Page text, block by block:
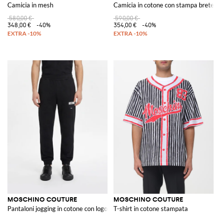
Camicia in mesh
580,00 €
348,00 €
-40%
Camicia in cotone con stampa bretelle
590,00 €
354,00 €
-40%
MOSCHINO COUTURE
Pantaloni jogging in cotone con logo
MOSCHINO COUTURE
T-shirt in cotone stampata